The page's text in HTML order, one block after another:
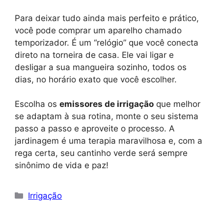
Para deixar tudo ainda mais perfeito e prático,
você pode comprar um aparelho chamado
temporizador. É um “relógio” que você conecta
direto na torneira de casa. Ele vai ligar e
desligar a sua mangueira sozinho, todos os
dias, no horário exato que você escolher.
Escolha os emissores de irrigação que melhor
se adaptam à sua rotina, monte o seu sistema
passo a passo e aproveite o processo. A
jardinagem é uma terapia maravilhosa e, com a
rega certa, seu cantinho verde será sempre
sinônimo de vida e paz!
Categorias
Irrigação